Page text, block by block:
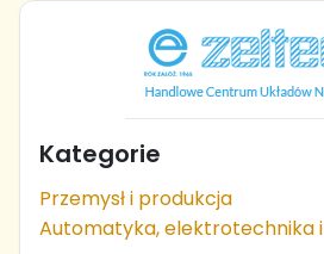
Kategorie
Przemysł i produkcja
Automatyka, elektrotechnika